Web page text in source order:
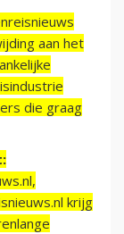
aan het
die graag
krijg